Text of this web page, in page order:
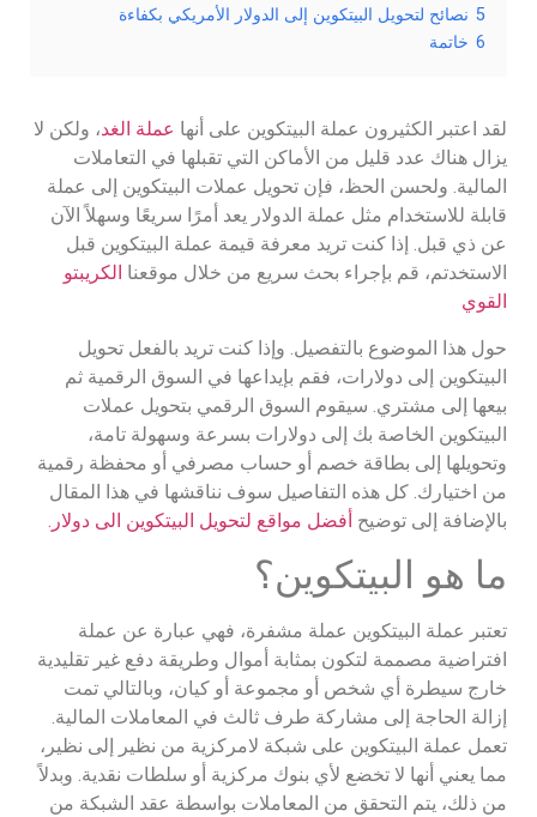
5 نصائح لتحويل البيتكوين إلى الدولار الأمريكي بكفاءة
6 خاتمة
لقد اعتبر الكثيرون عملة البيتكوين على أنها عملة الغد، ولكن لا
يزال هناك عدد قليل من الأماكن التي تقبلها في التعاملات
المالية. ولحسن الحظ، فإن تحويل عملات البيتكوين إلى عملة
قابلة للاستخدام مثل عملة الدولار يعد أمرًا سريعًا وسهلاً الآن
عن ذي قبل. إذا كنت تريد معرفة قيمة عملة البيتكوين قبل
الاستخدتم، قم بإجراء بحث سريع من خلال موقعنا الكريبتو
القوي
حول هذا الموضوع بالتفصيل. وإذا كنت تريد بالفعل تحويل
البيتكوين إلى دولارات، فقم بإيداعها في السوق الرقمية ثم
بيعها إلى مشتري. سيقوم السوق الرقمي بتحويل عملات
البيتكوين الخاصة بك إلى دولارات بسرعة وسهولة تامة،
وتحويلها إلى بطاقة خصم أو حساب مصرفي أو محفظة رقمية
من اختيارك. كل هذه التفاصيل سوف نناقشها في هذا المقال
بالإضافة إلى توضيح أفضل مواقع لتحويل البيتكوين الى دولار.
ما هو البيتكوين؟
تعتبر عملة البيتكوين عملة مشفرة، فهي عبارة عن عملة
افتراضية مصممة لتكون بمثابة أموال وطريقة دفع غير تقليدية
خارج سيطرة أي شخص أو مجموعة أو كيان، وبالتالي تمت
إزالة الحاجة إلى مشاركة طرف ثالث في المعاملات المالية.
تعمل عملة البيتكوين على شبكة لامركزية من نظير إلى نظير،
مما يعني أنها لا تخضع لأي بنوك مركزية أو سلطات نقدية. وبدلاً
من ذلك، يتم التحقق من المعاملات بواسطة عقد الشبكة من